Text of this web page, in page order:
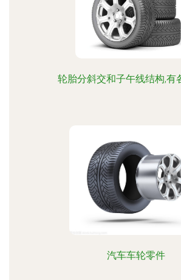
轮胎分斜交和子午线结构,有
汽车车轮零件